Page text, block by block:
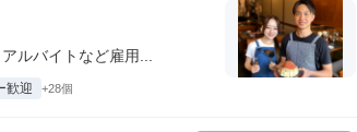
ルバイトなど雇用...
歓迎 +28個